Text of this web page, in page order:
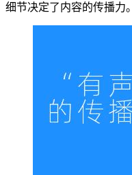
细节决定了内容的传播力。